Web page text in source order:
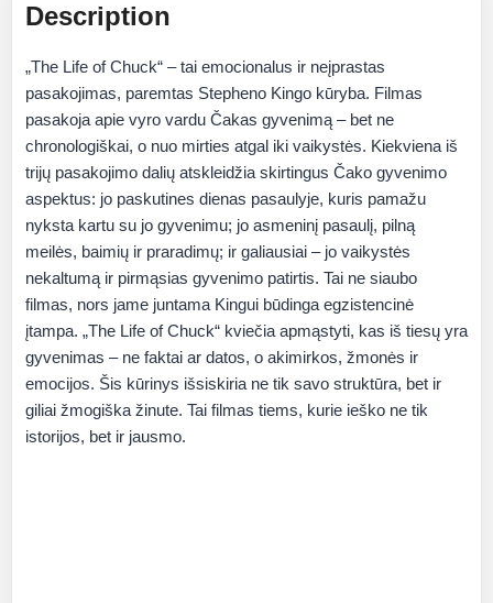
Description
„The Life of Chuck“ – tai emocionalus ir neįprastas
pasakojimas, paremtas Stepheno Kingo kūryba. Filmas
pasakoja apie vyro vardu Čakas gyvenimą – bet ne
chronologiškai, o nuo mirties atgal iki vaikystės. Kiekviena iš
trijų pasakojimo dalių atskleidžia skirtingus Čako gyvenimo
aspektus: jo paskutines dienas pasaulyje, kuris pamažu
nyksta kartu su jo gyvenimu; jo asmeninį pasaulį, pilną
meilės, baimių ir praradimų; ir galiausiai – jo vaikystės
nekaltumą ir pirmąsias gyvenimo patirtis. Tai ne siaubo
filmas, nors jame juntama Kingui būdinga egzistencinė
įtampa. „The Life of Chuck“ kviečia apmąstyti, kas iš tiesų yra
gyvenimas – ne faktai ar datos, o akimirkos, žmonės ir
emocijos. Šis kūrinys išsiskiria ne tik savo struktūra, bet ir
giliai žmogiška žinute. Tai filmas tiems, kurie ieško ne tik
istorijos, bet ir jausmo.